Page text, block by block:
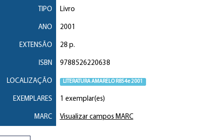
TIPO Livro
ANO 2001
EXTENSÃO 28 p.
ISBN 9788526220638
LOCALIZAÇÃO LITERATURA AMARELO R854e 2001
EXEMPLARES 1 exemplar(es)
MARC Visualizar campos MARC